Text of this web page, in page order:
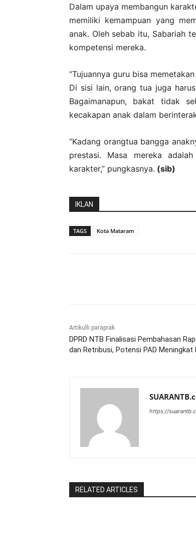
Dalam upaya membangun
memiliki kemampuan yang
anak. Oleh sebab itu, Sabariah
kompetensi mereka.
“Tujuannya guru bisa
Di sisi lain, orang tua juga
Bagaimanapun, bakat tidak
kecakapan anak dalam
“Kadang orangtua bangga
prestasi. Masa mereka
karakter,” pungkasnya. (sib)
IKLAN
TAGS Kota Mataram
Artikulli paraprak
DPRD NTB Finalisasi Pembahasan
dan Retribusi, Potensi PAD Meningkat
https://
RELATED ARTICLES